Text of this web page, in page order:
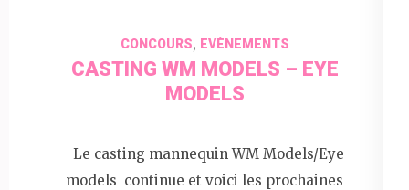
CONCOURS, EVÈNEMENTS
CASTING WM MODELS – EYE
MODELS
Le casting mannequin WM Models/Eye
models continue et voici les prochaines